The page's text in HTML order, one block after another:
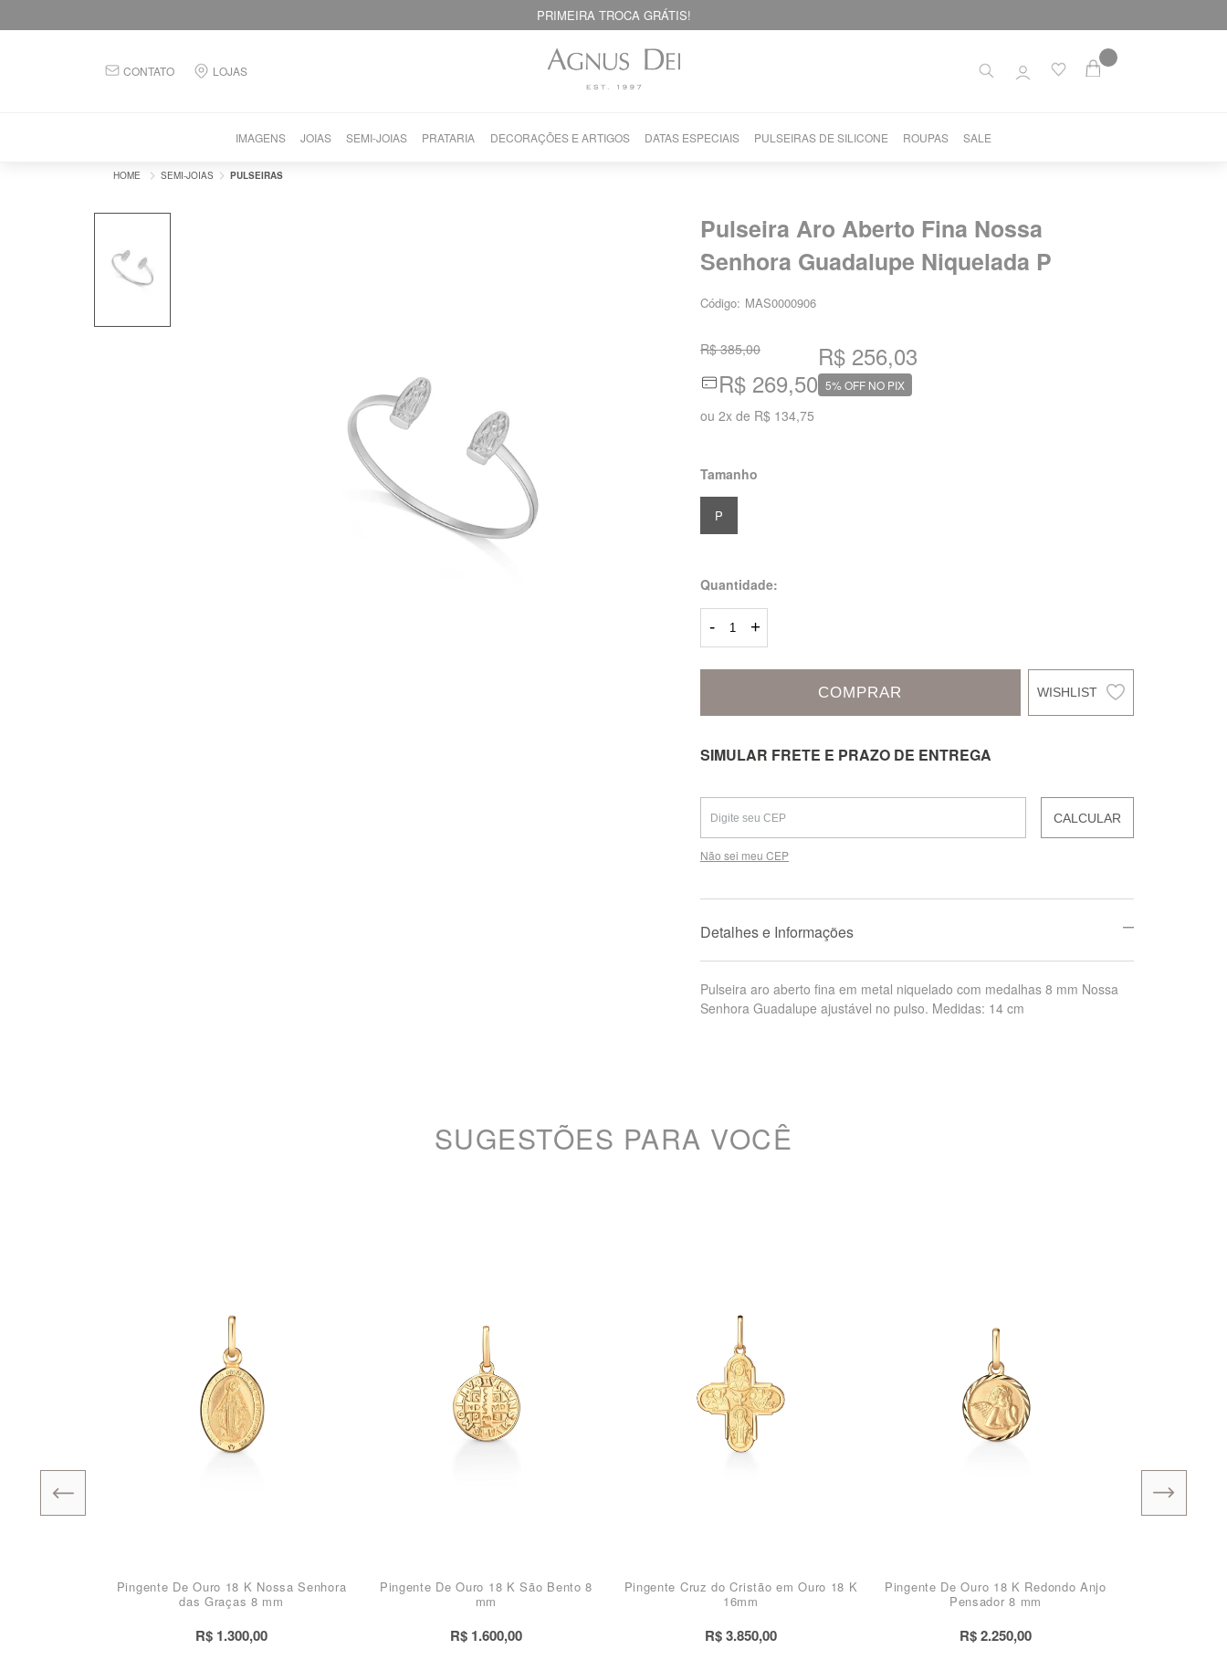
PRIMEIRA TROCA GRÁTIS!
CONTATO LOJAS
IMAGENS JOIAS SEMI-JOIAS PRATARIA DECORAÇÕES E ARTIGOS DATAS ESPECIAIS PULSEIRAS DE SILICONE ROUPAS SALE
SEMI-JOIAS PULSEIRAS
Pulseira Aro Aberto Fina Nossa
Senhora Guadalupe Niquelada P
Código: MAS0000906
R$ 385,00
R$ 269,50
ou 2xde R$ 134,75
R$ 256,03
5% OFF NO PIX
Tamanho
P
Quantidade:
- +
COMPRAR
SIMULAR FRETE E PRAZO DE ENTREGA
CALCULAR
Não sei meu CEP
Detalhes e Informações
Pulseira aro aberto fina em metal niquelado com medalhas 8 mm Nossa
Senhora Guadalupe ajustável no pulso. Medidas: 14 cm
SUGESTÕES PARA VOCÊ
Pingente De Ouro 18 K Nossa Senhora
das Graças 8 mm
R$ 1.300,00
Pingente De Ouro 18 K São Bento 8
mm
R$ 1.600,00
Pingente Cruz do Cristão em Ouro 18 K
16mm
R$ 3.850,00
Pingente De Ouro 18 K Redondo Anjo
Pensador 8 mm
R$ 2.250,00